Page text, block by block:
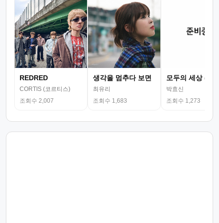
REDRED
CORTIS (코르티스)
조회수 2,007
생각을 멈추다 보면
최유리
조회수 1,683
모두의 세상 (뮤
박효신
조회수 1,273